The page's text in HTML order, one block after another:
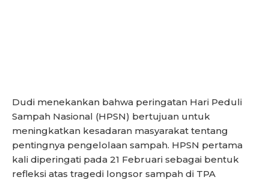
Dudi menekankan bahwa peringatan Hari Peduli
Sampah Nasional (HPSN) bertujuan untuk
meningkatkan kesadaran masyarakat tentang
pentingnya pengelolaan sampah. HPSN pertama
kali diperingati pada 21 Februari sebagai bentuk
refleksi atas tragedi longsor sampah di TPA